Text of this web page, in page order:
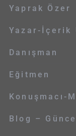
Yaprak Özer
Yazar-İçerik
Danışman
Eğitmen
Konuşmacı-
Blog –